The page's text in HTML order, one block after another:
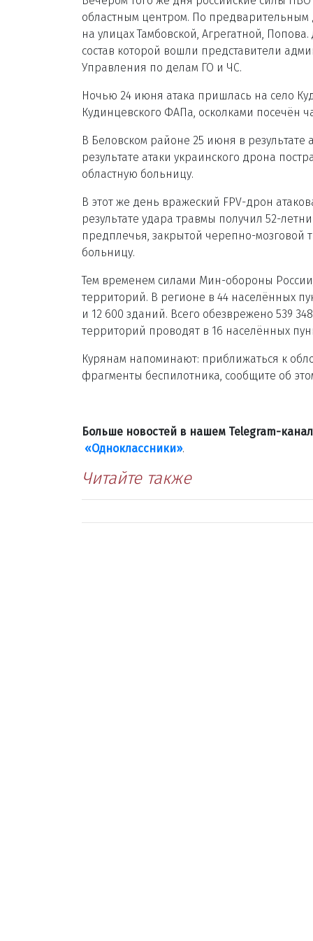
областным центром. По предварительным
на улицах Тамбовской, Агрегатной,
состав которой вошли представители
Управления по делам ГО и ЧС.
Ночью 24 июня атака пришлась на село
Кудинцевского ФАПа, осколками посечён
В Беловском районе 25 июня в результате
результате атаки украинского дрона
областную больницу.
В этот же день вражеский FPV-дрон
результате удара травмы получил 52-
предплечья, закрытой черепно-мозговой
больницу.
Тем временем силами Мин-обороны
территорий. В регионе в 44 населённых
и 12 600 зданий. Всего обезврежено 539
территорий проводят в 16 населённых
Курянам напоминают: приближаться к
фрагменты беспилотника, сообщите об
Больше новостей в нашем Telegram-
«Одноклассники».
Читайте также